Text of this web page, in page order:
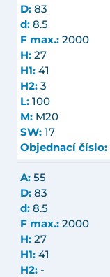
D: 83
d: 8.5
F max.: 2000
H: 27
H1: 41
H2: 3
L: 100
M: M20
SW: 17
Objednací číslo:
A: 55
D: 83
d: 8.5
F max.: 2000
H: 27
H1: 41
H2: -